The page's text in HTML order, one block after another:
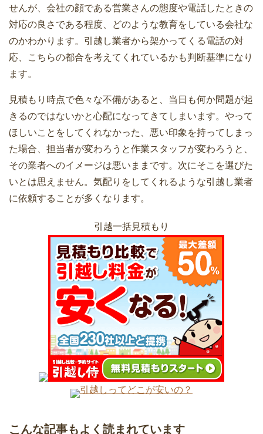
家族で引越しするときの費用相場を繁忙
引越業者と契約する前に必ず確認してお
きたい3つのこと
引っ越しするときの固定電話の手続き方
法について
助けて！引越しまで時間がないときの荷
造りテクニック10
るかで第一印象が違う
引越し業者とのトラブル事例を知って未
然に防ごう
夢の一戸建て購入！マンションから引っ
越しするときの5つの注意点
引越しの訪問見積もりは嫌？メリットと
デメリット・活用ポイントのコツを知ろ
女性が選んだ！利用して良かった引越業
者ランキング
引越しまでに時間がないときにおすすめ
のプランと片付け方法
せんが、会社の顔である営業さんの態度や電話したときの
対応の良さである程度、どのような教育をしている会社な
のかわかります。引越し業者から架かってくる電話の対
応、こちらの都合を考えてくれているかも判断基準になり
ます。
見積もり時点で色々な不備があると、当日も何か問題が起
きるのではないかと心配になってきてしまいます。やって
ほしいことをしてくれなかった、悪い印象を持ってしまっ
た場合、担当者が変わろうと作業スタッフが変わろうと、
その業者へのイメージは悪いままです。次にそこを選びた
いとは思えません。気配りをしてくれるような引越し業者
に依頼することが多くなります。
引越一括見積もり
引越しってどこが安いの？
こんな記事もよく読まれています